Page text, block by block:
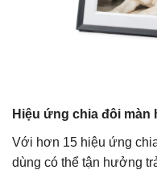
Hiệu ứng chia đôi màn
Với hơn 15 hiệu ứng
dùng có thể tận hưởng